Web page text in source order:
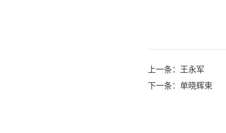
上一条：
王永军
下一条： 单晓辉束